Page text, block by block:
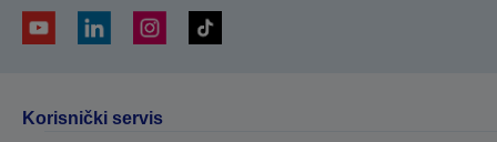
Korisnički servis